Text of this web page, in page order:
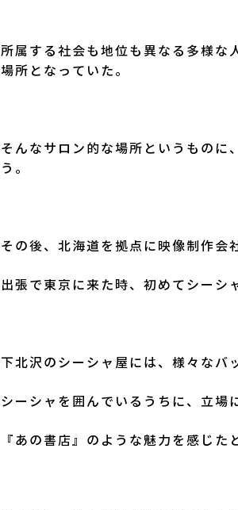
所属する社会も地位も異なる多様な
場所となっていた。
そんなサロン的な場所というものに
う。
その後、北海道を拠点に映像制作会
出張で東京に来た時、初めてシーシ
下北沢のシーシャ屋には、様々なバ
シーシャを囲んでいるうちに、立場
『あの書店』のような魅力を感じた